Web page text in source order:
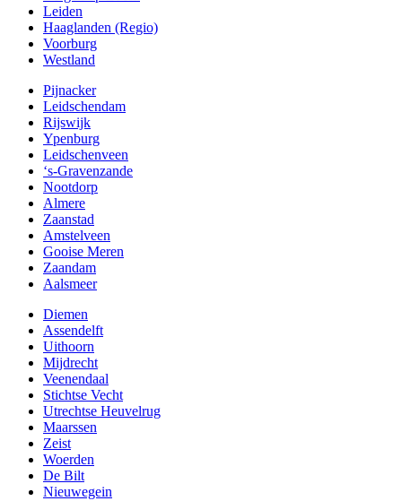
Leiden
Haaglanden (Regio)
Voorburg
Westland
Pijnacker
Leidschendam
Rijswijk
Ypenburg
Leidschenveen
‘s-Gravenzande
Nootdorp
Almere
Zaanstad
Amstelveen
Gooise Meren
Zaandam
Aalsmeer
Diemen
Assendelft
Uithoorn
Mijdrecht
Veenendaal
Stichtse Vecht
Utrechtse Heuvelrug
Maarssen
Zeist
Woerden
De Bilt
Nieuwegein